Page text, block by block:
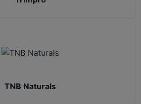
TNB Naturals